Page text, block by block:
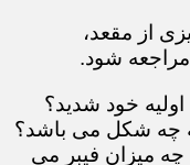
از مقعد،
شود.
اولیه خود شدید؟
چه شکل می باشد؟
چه میزان فیبر می